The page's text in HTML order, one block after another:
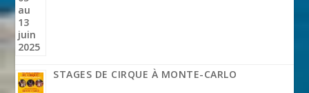
STAGES DE CIRQUE À MONTE-CARLO